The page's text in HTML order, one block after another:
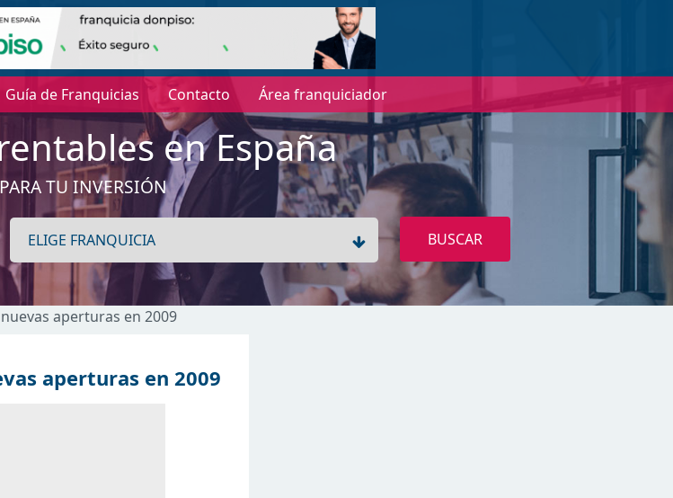
Guía de Franquicias Contacto Área franquiciador
en España
TU INVERSIÓN
BUSCAR
aperturas en 2009
aperturas en 2009